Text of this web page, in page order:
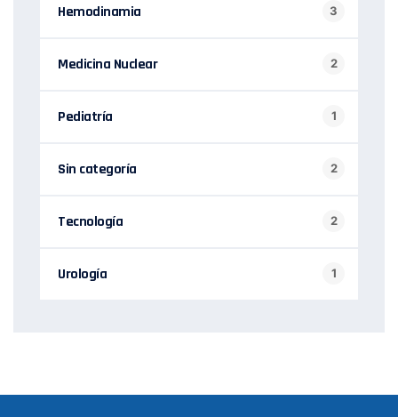
Hemodinamia 3
Medicina Nuclear 2
Pediatría 1
Sin categoría 2
Tecnología 2
Urología 1